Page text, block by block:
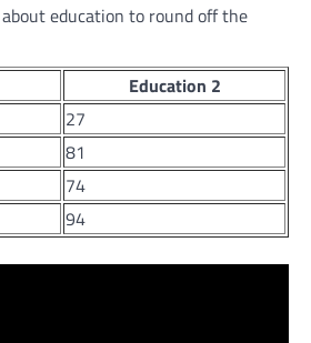
education to round off the
Education 2
27
81
74
94